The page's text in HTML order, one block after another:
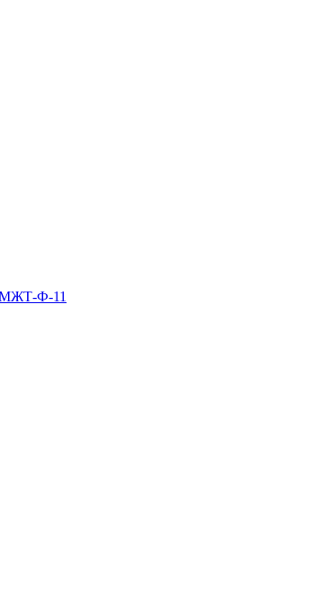
МЖТ-Ф-11